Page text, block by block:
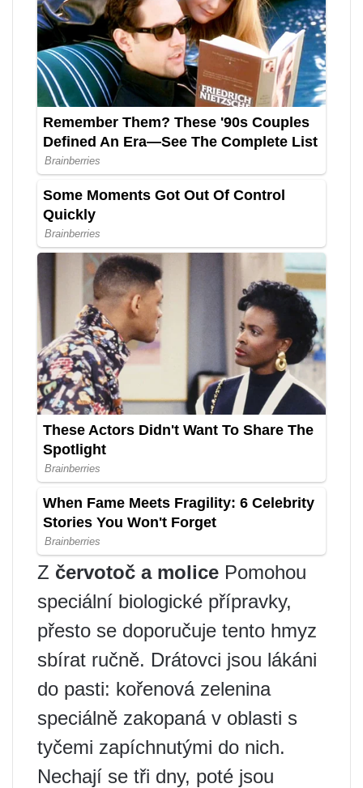
Z červotoč a molice Pomohou
speciální biologické přípravky,
přesto se doporučuje tento hmyz
sbírat ručně. Drátovci jsou lákáni
do pasti: kořenová zelenina
speciálně zakopaná v oblasti s
tyčemi zapíchnutými do nich.
Nechají se tři dny, poté jsou